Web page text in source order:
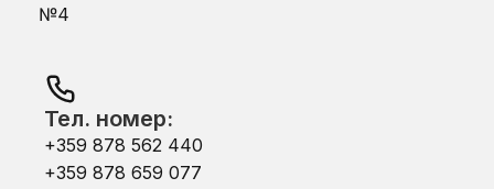
№4
Тел. номер:
+359 878 562 440
+359 878 659 077